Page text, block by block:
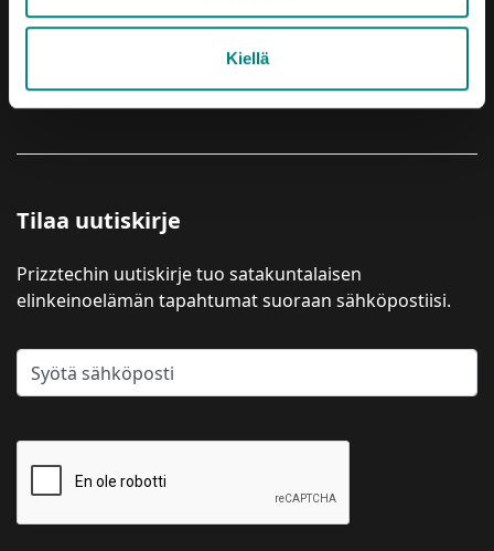
Kiellä
YRITYSPALVELUT
Tilaa uutiskirje
Prizztechin uutiskirje tuo satakuntalaisen
elinkeinoelämän tapahtumat suoraan sähköpostiisi.